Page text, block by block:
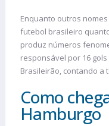
Enquanto outros
futebol brasileiro
produz números
responsável por 16
Brasileirão, contando a
Como
Hamburgo